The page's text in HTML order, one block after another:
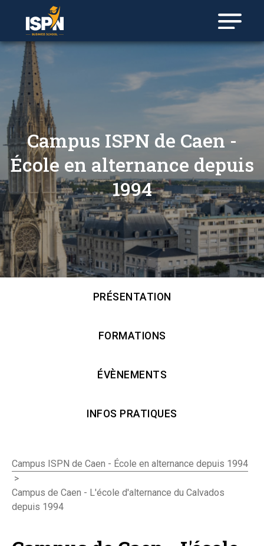
Campus ISPN de Caen -
École en alternance depuis
1994
PRÉSENTATION
FORMATIONS
ÉVÈNEMENTS
INFOS PRATIQUES
Campus ISPN de Caen - École en alternance depuis 1994
>
Campus de Caen - L'école d'alternance du Calvados
depuis 1994
Panneau de gestion des cookies